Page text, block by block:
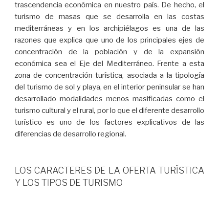
trascendencia económica en nuestro país. De hecho, el
turismo de masas que se desarrolla en las costas
mediterráneas y en los archipiélagos es una de las
razones que explica que uno de los principales ejes de
concentración de la población y de la expansión
económica sea el Eje del Mediterráneo. Frente a esta
zona de concentración turística, asociada a la tipología
del turismo de sol y playa, en el interior peninsular se han
desarrollado modalidades menos masificadas como el
turismo cultural y el rural, por lo que el diferente desarrollo
turístico es uno de los factores explicativos de las
diferencias de desarrollo regional.
LOS CARACTERES DE LA OFERTA TURÍSTICA
Y LOS TIPOS DE TURISMO